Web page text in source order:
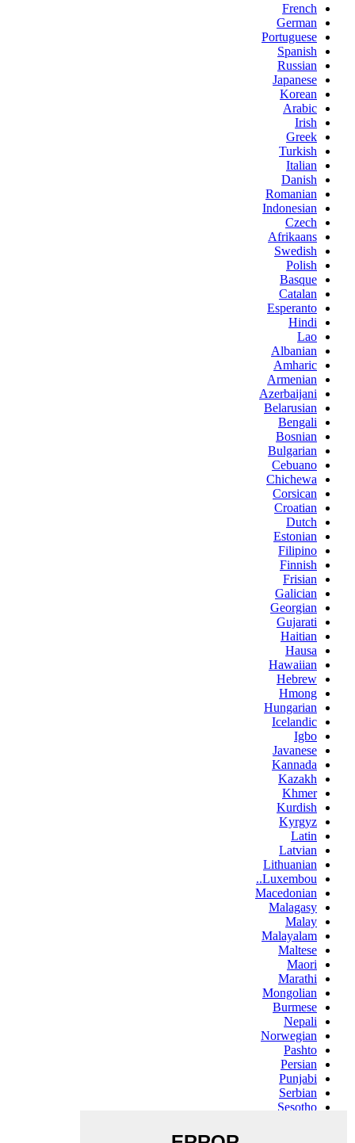
French
German
Portuguese
Spanish
Russian
Japanese
Korean
Arabic
Irish
Greek
Turkish
Italian
Danish
Romanian
Indonesian
Czech
Afrikaans
Swedish
Polish
Basque
Catalan
Esperanto
Hindi
Lao
Albanian
Amharic
Armenian
Azerbaijani
Belarusian
Bengali
Bosnian
Bulgarian
Cebuano
Chichewa
Corsican
Croatian
Dutch
Estonian
Filipino
Finnish
Frisian
Galician
Georgian
Gujarati
Haitian
Hausa
Hawaiian
Hebrew
Hmong
Hungarian
Icelandic
Igbo
Javanese
Kannada
Kazakh
Khmer
Kurdish
Kyrgyz
Latin
Latvian
Lithuanian
Luxembou..
Macedonian
Malagasy
Malay
Malayalam
Maltese
Maori
Marathi
Mongolian
Burmese
Nepali
Norwegian
Pashto
Persian
Punjabi
Serbian
Sesotho